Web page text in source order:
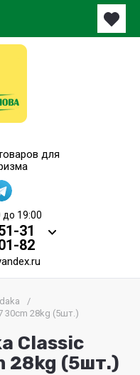
для
19:00
31
82
/
30cm 28kg (5шт.)
Classic
28kg (5шт.)